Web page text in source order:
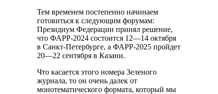
Тем временем постепенно начинаем
готовиться к следующим форумам:
Президиум Федерации принял решение,
что ФАРР-2024 состоится 12—14 октября
в Санкт-Петербурге, а ФАРР-2025 пройдет
20—22 сентября в Казани.
Что касается этого номера Зеленого
журнала, то он очень далек от
монотематического формата, который мы